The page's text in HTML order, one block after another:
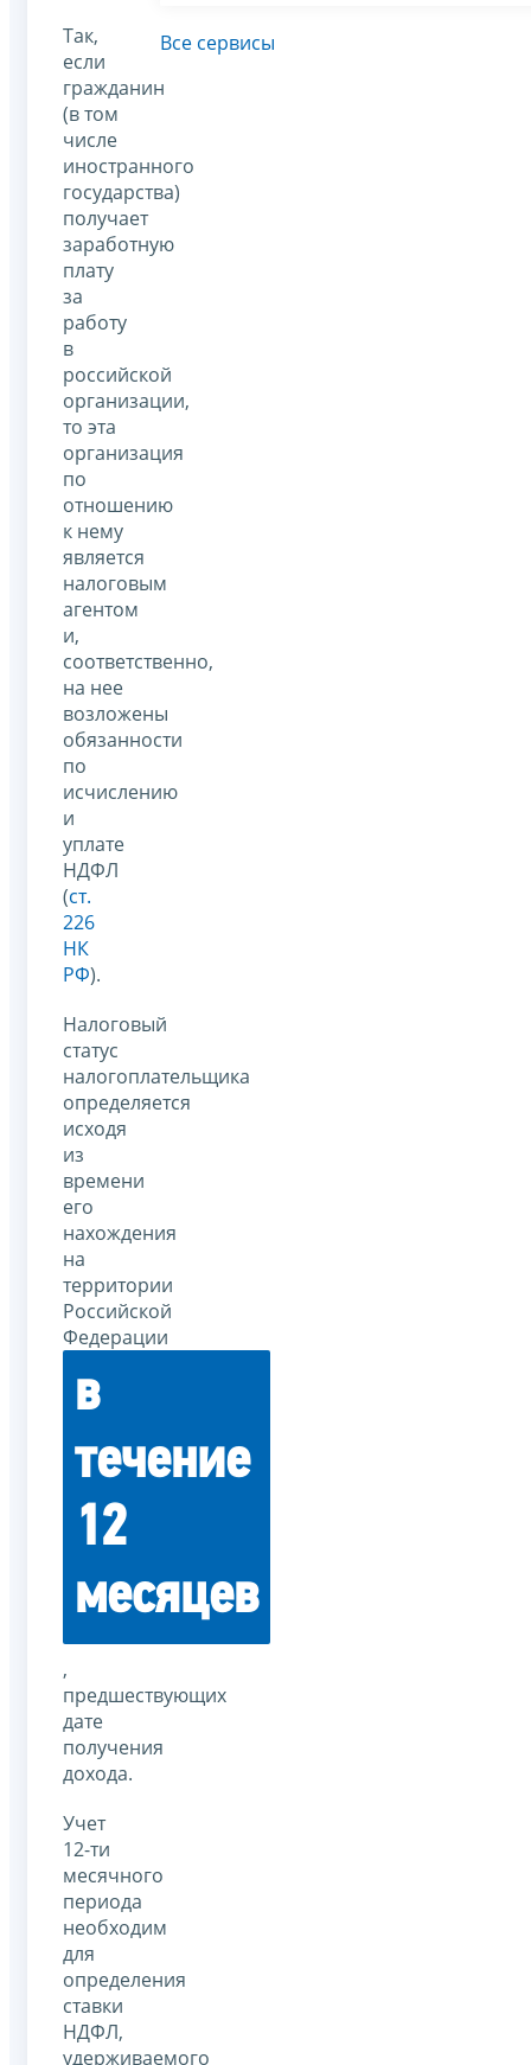
Так,
если
гражданин
(в том
числе
иностранного
государства)
получает
заработную
плату
за
работу
в
российской
организации,
то эта
организация
по
отношению
к нему
является
налоговым
агентом
и,
соответственно,
на нее
возложены
обязанности
по
исчислению
и
уплате
НДФЛ
(ст.
226
НК
РФ).
Налоговый
статус
налогоплательщика
определяется
исходя
из
времени
его
нахождения
на
территории
Российской
Федерации
в
течение
12
месяцев
,
предшествующих
дате
получения
дохода.
Учет
12-ти
месячного
периода
необходим
для
определения
ставки
НДФЛ,
удерживаемого
Все сервисы